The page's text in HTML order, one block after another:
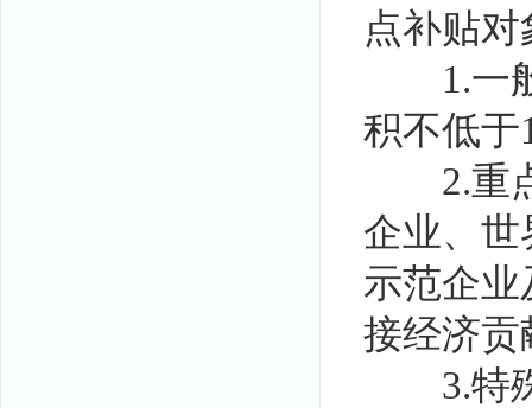
点补贴
1.一般
积不低于
2.重点
企业、世
示范企业
接经济贡
3.特殊